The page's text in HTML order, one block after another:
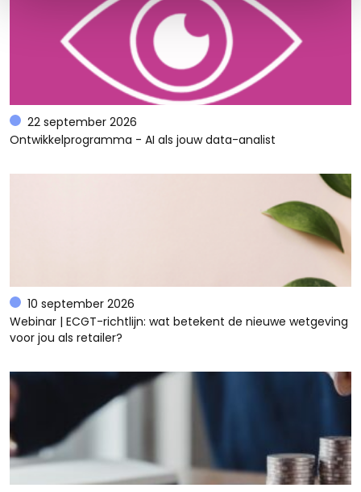
22 september 2026
Ontwikkelprogramma - AI als jouw data-analist
10 september 2026
Webinar | ECGT-richtlijn: wat betekent de nieuwe wetgeving
voor jou als retailer?